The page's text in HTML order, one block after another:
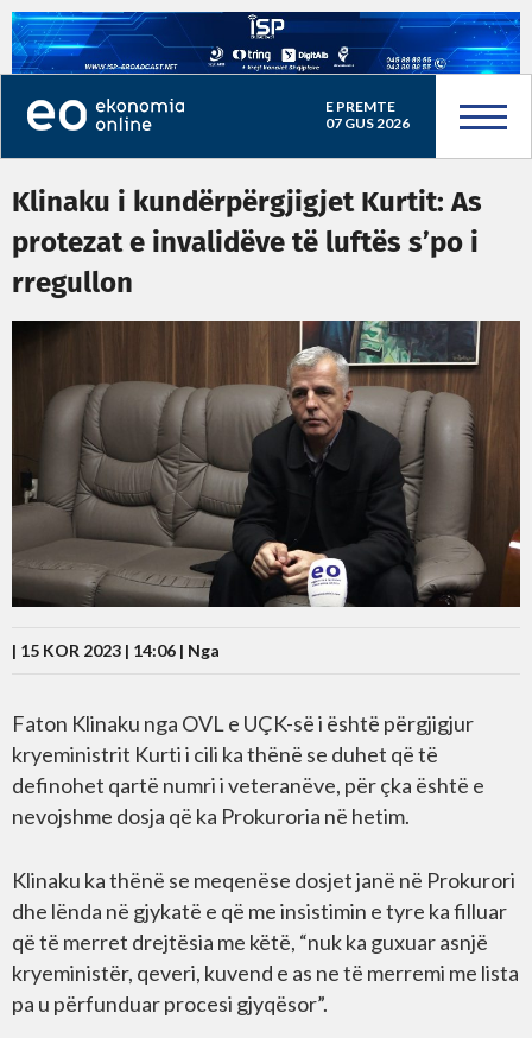
E PREMTE
07 GUS 2026
Klinaku i kundërpërgjigjet Kurtit: As
protezat e invalidëve të luftës s’po i
rregullon
| 15 KOR 2023 | 14:06 | Nga
Faton Klinaku nga OVL e UÇK-së i është përgjigjur
kryeministrit Kurti i cili ka thënë se duhet që të
definohet qartë numri i veteranëve, për çka është e
nevojshme dosja që ka Prokuroria në hetim.
Klinaku ka thënë se meqenëse dosjet janë në Prokurori
dhe lënda në gjykatë e që me insistimin e tyre ka filluar
që të merret drejtësia me këtë, “nuk ka guxuar asnjë
kryeministër, qeveri, kuvend e as ne të merremi me lista
pa u përfunduar procesi gjyqësor”.